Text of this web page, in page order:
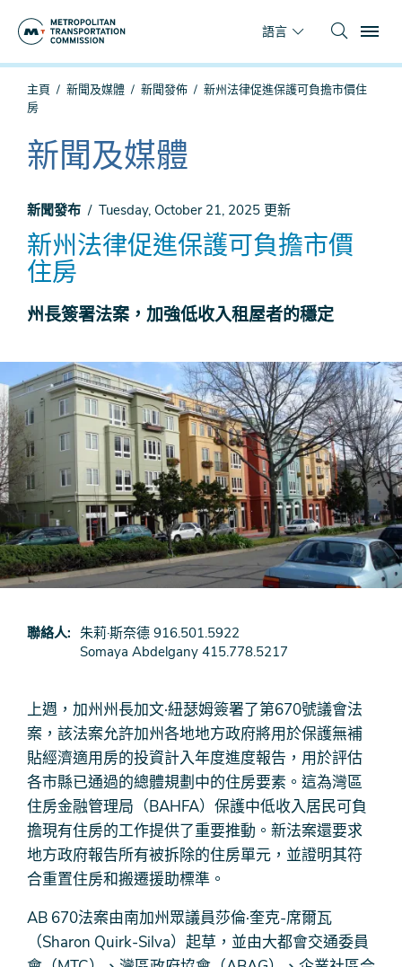
語言
你
在
裡
主頁 新聞及媒體 新聞發佈
新州法律促進保護可負擔市價住
房
The
current
is
新聞及媒體
新聞發布 Tuesday, October 21, 2025 更新
新州法律促進保護可負擔市價
住房
州長簽署法案，加強低收入租屋者的穩定
聯絡人
朱莉·斯奈德 916.501.5922
Somaya Abdelgany 415.778.5217
上週，加州州長加文·紐瑟姆簽署了第670號議會法
案，該法案允許加州各地地方政府將用於保護無補
貼經濟適用房的投資計入年度進度報告，用於評估
各市縣已通過的總體規劃中的住房要素。這為灣區
住房金融管理局（BAHFA）保護中低收入居民可負
擔現有住房的工作提供了重要推動。新法案還要求
地​​方政府報告所有被拆除的住房單元，並證明其符
合重置住房和搬遷援助標準。
AB 670法案由南加州眾議員莎倫·奎克-席爾瓦
（Sharon Quirk-Silva）起草，並由大都會交通委員